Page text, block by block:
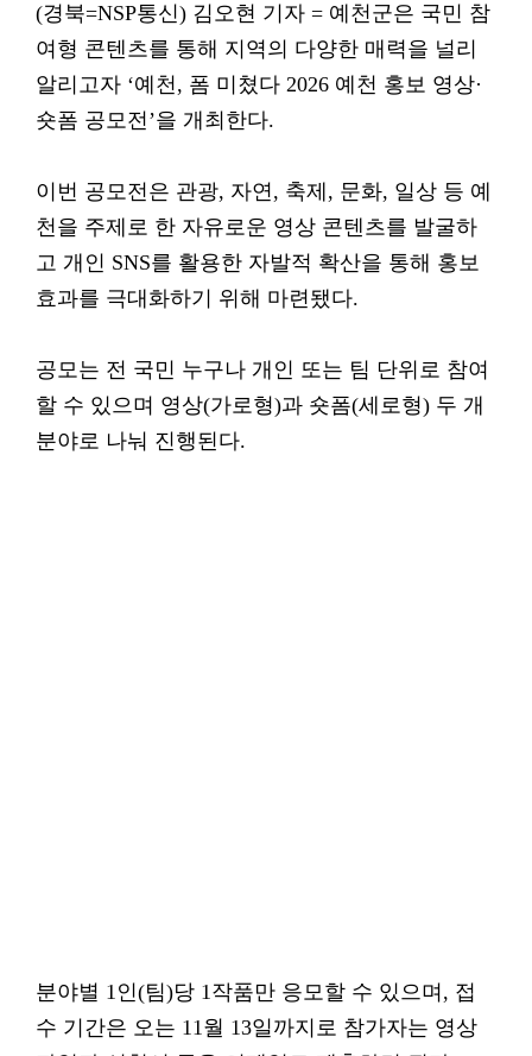
(경북=NSP통신) 김오현 기자 = 예천군은 국민 참
여형 콘텐츠를 통해 지역의 다양한 매력을 널리
알리고자 ‘예천, 폼 미쳤다 2026 예천 홍보 영상·
숏폼 공모전’을 개최한다.
이번 공모전은 관광, 자연, 축제, 문화, 일상 등 예
천을 주제로 한 자유로운 영상 콘텐츠를 발굴하
고 개인 SNS를 활용한 자발적 확산을 통해 홍보
효과를 극대화하기 위해 마련됐다.
공모는 전 국민 누구나 개인 또는 팀 단위로 참여
할 수 있으며 영상(가로형)과 숏폼(세로형) 두 개
분야로 나눠 진행된다.
분야별 1인(팀)당 1작품만 응모할 수 있으며, 접
수 기간은 오는 11월 13일까지로 참가자는 영상